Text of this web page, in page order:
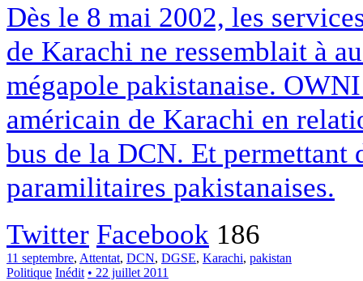
Dès le 8 mai 2002, les
de Karachi ne ressemblait à
mégapole pakistanaise.
américain de Karachi en
bus de la DCN. Et
paramilitaires pakistanaises.
Twitter Facebook 186
11 septembre, Attentat, DCN, DGSE, Karachi, pakistan
Politique Inédit • 22 juillet 2011